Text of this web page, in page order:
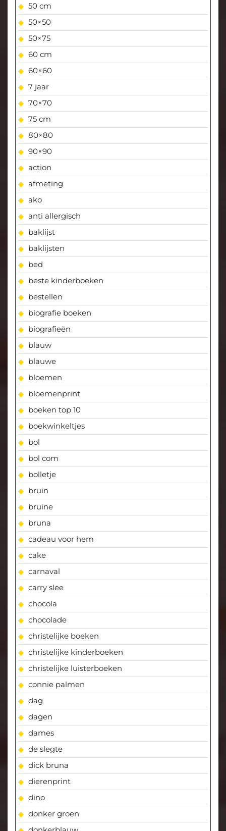
50 cm
50×50
50×75
60 cm
60×60
7 jaar
70×70
75 cm
80×80
90×90
action
afmeting
ako
anti allergisch
baklijst
baklijsten
bed
beste kinderboeken
bestellen
biografie boeken
biografieën
blauw
blauwe
bloemen
bloemenprint
boeken top 10
boekwinkeltjes
bol
bol com
bolletje
bruin
bruine
bruna
cadeau voor hem
cake
carnaval
carry slee
chocola
chocolade
christelijke boeken
christelijke kinderboeken
christelijke luisterboeken
connie palmen
dag
dagen
dames
de slegte
dick bruna
dierenprint
dino
donker groen